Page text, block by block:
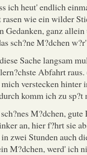
ich heut' endlich
wie ein wilder
Gedanken, ganz
sch?ne M?dchen
Sache langsam
Abfahrt
verstecken hinter
komm ich zu sp?t
M?dchen, gute
an, hier f?hrt sie
zwei Stunden auch
M?dchen, werd' ich